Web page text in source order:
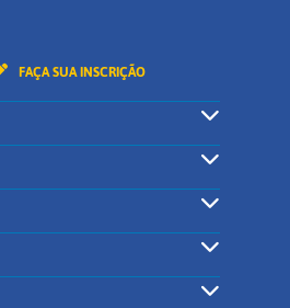
FAÇA SUA INSCRIÇÃO